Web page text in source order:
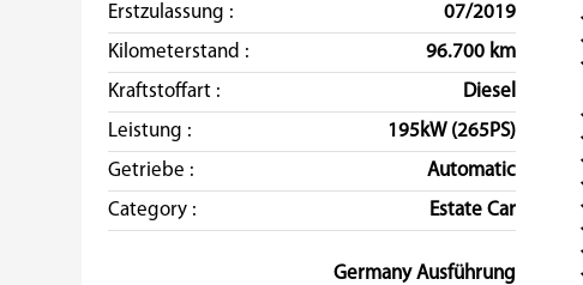
Erstzulassung :
07/2019
Kilometerstand :
96.700 km
Kraftstoffart :
Diesel
Leistung :
195kW (265PS)
Getriebe :
Automatic
Category :
Estate Car
Germany Ausführung